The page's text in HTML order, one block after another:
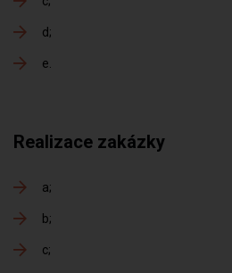
d
e
Realizace zakázky
a
b
c